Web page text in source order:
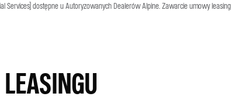
Services) dostępne u Autoryzowanych Dealerów Alpine. Zawarcie umowy